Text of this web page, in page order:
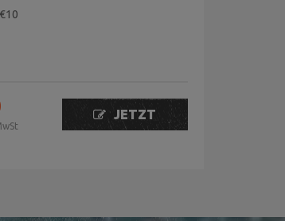
JETZT